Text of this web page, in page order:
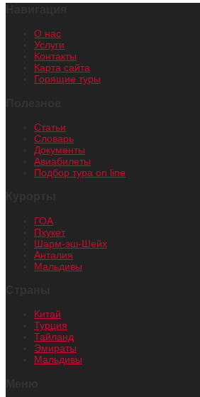
О нас
Услуги
Контакты
Карта сайта
Горящие туры
Статьи
Словарь
Документы
Авиабилеты
Подбор тура on line
ГОА
Пхукет
Шарм-эш-Шейх
Анталия
Мальдивы
Китай
Турция
Тайланд
Эмираты
Мальдивы